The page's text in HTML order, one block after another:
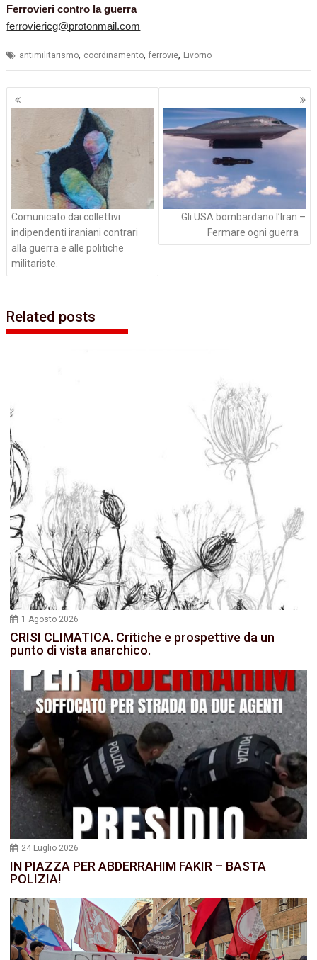
Ferrovieri contro la guerra
ferroviericg@protonmail.com
antimilitarismo, coordinamento,ferrovie, Livorno
Navigazione
articoli
Comunicato dai collettivi
indipendenti iraniani contrari
alla guerra e alle politiche
militariste.
Gli USA bombardano l’Iran –
Fermare ogni guerra
Related posts
1 Agosto 2026
CRISI CLIMATICA. Critiche e prospettive da un
punto di vista anarchico.
24 Luglio 2026
IN PIAZZA PER ABDERRAHIM FAKIR – BASTA
POLIZIA!